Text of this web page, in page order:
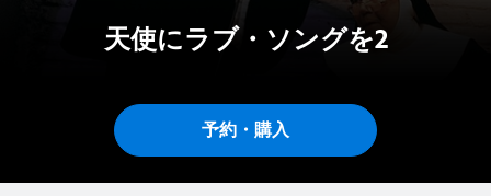
天使にラブ・ソングを2
予約・購入